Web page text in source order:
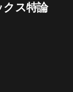
クス特論